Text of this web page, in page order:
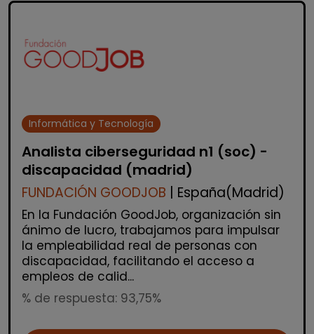
Informática y Tecnología
Analista ciberseguridad n1 (soc) -
discapacidad (madrid)
FUNDACIÓN GOODJOB | España(Madrid)
En la Fundación GoodJob, organización sin
ánimo de lucro, trabajamos para impulsar
la empleabilidad real de personas con
discapacidad, facilitando el acceso a
empleos de calid...
% de respuesta: 93,75%